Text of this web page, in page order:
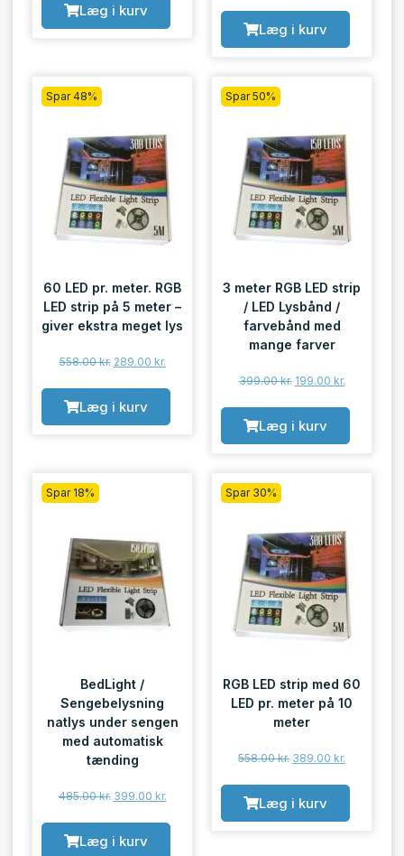
Læg i kurv
Læg i kurv
Spar 48%
60 LED pr. meter. RGB
LED strip på 5 meter –
giver ekstra meget lys
558.00kr. 289.00 kr.
Læg i kurv
Spar 50%
3 meter RGB LED strip
/ LED Lysbånd /
farvebånd med
mange farver
399.00kr. 199.00 kr.
Læg i kurv
Spar 18%
BedLight /
Sengebelysning
natlys under sengen
med automatisk
tænding
485.00kr. 399.00 kr.
Læg i kurv
Spar 30%
RGB LED strip med 60
LED pr. meter på 10
meter
558.00kr. 389.00 kr.
Læg i kurv